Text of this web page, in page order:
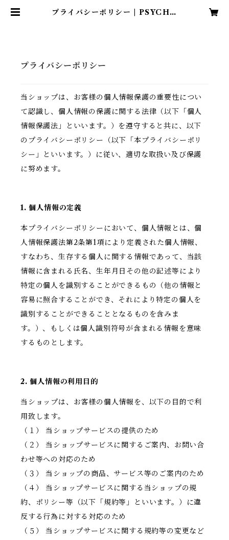
プライバシーポリシー | PSYCHO
プライバシーポリシー
当ショップは、お客様の個人情報保護の重要性につい
て認識し、個人情報の保護に関する法律（以下「個人
情報保護法」といいます。）を遵守すると共に、以下
のプライバシーポリシー（以下「本プライバシーポリ
シー」といいます。）に従い、適切な取扱い及び保護
に努めます。
1. 個人情報の定義
本プライバシーポリシーにおいて、個人情報とは、個
人情報保護法第2条第1項により定義された個人情報、
すなわち、生存する個人に関する情報であって、当該
情報に含まれる氏名、生年月日その他の記述等により
特定の個人を識別することができるもの（他の情報と
容易に照合することができ、それにより特定の個人を
識別することができることとなるものを含みま
す。）、もしくは個人識別符号が含まれる情報を意味
するものとします。
2. 個人情報の利用目的
当ショップは、お客様の個人情報を、以下の目的で利
用致します。
（１） 当ショップサービスの提供のため
（２） 当ショップサービスに関するご案内、お問い合
わせ等への対応のため
（３） 当ショップの商品、サービス等のご案内のため
（４） 当ショップサービスに関する当ショップの規
約、ポリシー等（以下「規約等」といいます。）に違
反する行為に対する対応のため
（５） 当ショップサービスに関する規約等の変更など